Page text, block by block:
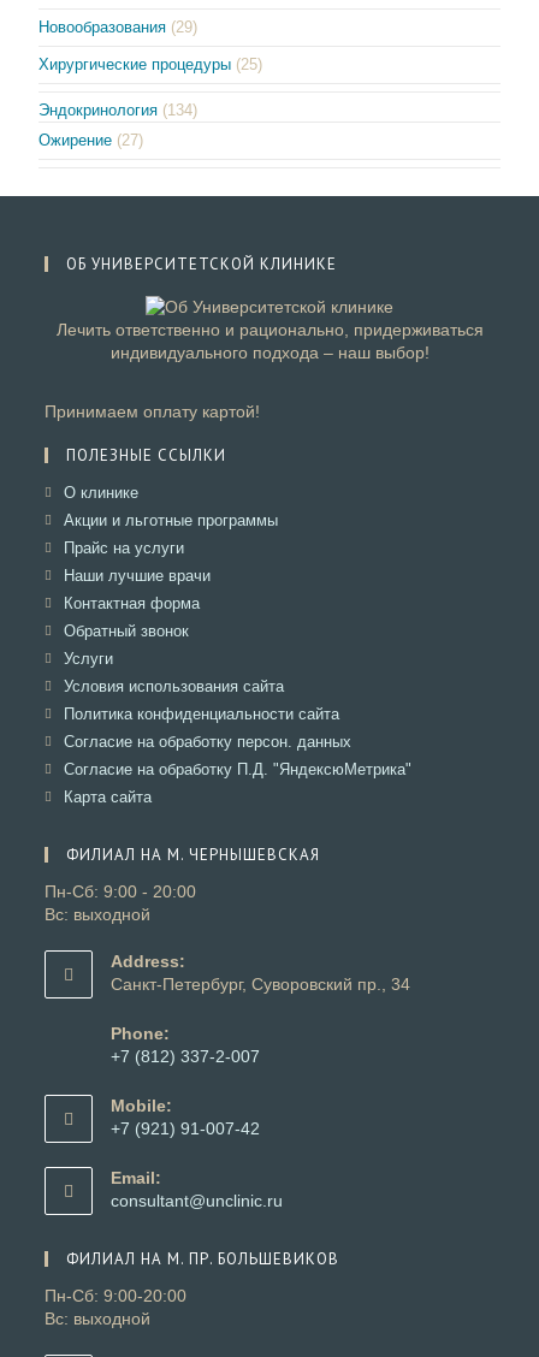
Новообразования (29)
Хирургические процедуры (25)
Эндокринология (134)
Ожирение (27)
ОБ УНИВЕРСИТЕТСКОЙ КЛИНИКЕ
Лечить ответственно и рационально, придерживаться
индивидуального подхода – наш выбор!
Принимаем оплату картой!
ПОЛЕЗНЫЕ ССЫЛКИ
О клиникеОткроется
в
вкладке
Акции и льготные программыОткроется
Прайс на услугиОткроется
в
вкладке
Наши лучшие врачиОткроется
Контактная формаОткроется
Обратный звонокОткроется
вкладке
УслугиОткроется
в
вкладке
Условия использования сайтаОткроется
в
вкладке
Политика конфиденциальности сайтаОткроется
в
новой
вкладке
Согласие на обработку персон. данных
в
Согласие на обработку П.Д. "ЯндексюМетрика"
Карта сайтаОткроется
вкладке
ФИЛИАЛ НА М. ЧЕРНЫШЕВСКАЯ
Пн-Сб: 9:00 - 20:00
Вс: выходной
Address:
Санкт-Петербург, Суворовский пр., 34
Phone:
+7 (812) 337-2-007
в
вашем
Mobile:
+7 (921) 91-007-42
в
вашем
Email:
consultant@unclinic.ru
приложении
ФИЛИАЛ НА М. ПР. БОЛЬШЕВИКОВ
Пн-Сб: 9:00-20:00
Вс: выходной